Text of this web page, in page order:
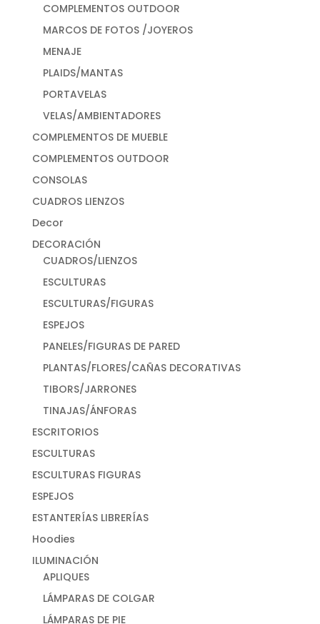
COMPLEMENTOS OUTDOOR
MARCOS DE FOTOS /JOYEROS
MENAJE
PLAIDS/MANTAS
PORTAVELAS
VELAS/AMBIENTADORES
COMPLEMENTOS DE MUEBLE
COMPLEMENTOS OUTDOOR
CONSOLAS
CUADROS LIENZOS
Decor
DECORACIÓN
CUADROS/LIENZOS
ESCULTURAS
ESCULTURAS/FIGURAS
ESPEJOS
PANELES/FIGURAS DE PARED
PLANTAS/FLORES/CAÑAS DECORATIVAS
TIBORS/JARRONES
TINAJAS/ÁNFORAS
ESCRITORIOS
ESCULTURAS
ESCULTURAS FIGURAS
ESPEJOS
ESTANTERÍAS LIBRERÍAS
Hoodies
ILUMINACIÓN
APLIQUES
LÁMPARAS DE COLGAR
LÁMPARAS DE PIE